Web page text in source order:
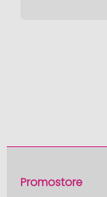
Promostore